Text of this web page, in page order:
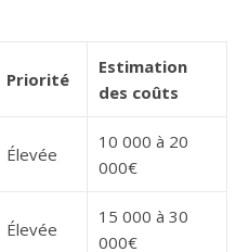
Priorité
Estimation
des coûts
Élevée
10 000 à 20
000€
Élevée
15 000 à 30
000€